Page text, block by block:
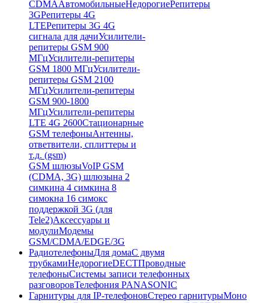
CDMAАвтомобильныеНедорогиеРепитеры
3GРепитеры 4G
LTEРепитеры 3G 4G
сигнала для дачиУсилители-
репитеры GSM 900
МГцУсилители-репитеры
GSM 1800 МГцУсилители-
репитеры GSM 2100
МГцУсилители-репитеры
GSM 900-1800
МГцУсилители-репитеры
LTE 4G 2600Стационарные
GSM телефоныАнтенны,
ответвители, сплиттеры и
т.д. (gsm)
GSM шлюзыVoIP GSM
(CDMA, 3G) шлюзына 2
симкина 4 симкина 8
симокна 16 симокс
поддержкой 3G (для
Tele2)Аксессуары и
модулиМодемы
GSM/CDMA/EDGE/3G
РадиотелефоныДля домаС двумя
трубкамиНедорогиеDECTПроводные
телефоныСистемы записи телефонных
разговоровТелефония PANASONIC
Гарнитуры для IP-телефоновСтерео гарнитурыМоно